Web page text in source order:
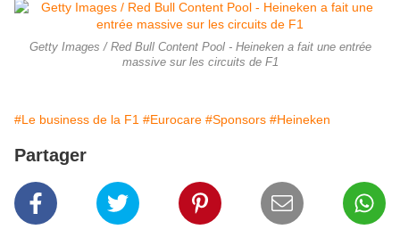
Getty Images / Red Bull Content Pool - Heineken a fait une entrée
massive sur les circuits de F1
#Le business de la F1 #Eurocare #Sponsors #Heineken
Partager